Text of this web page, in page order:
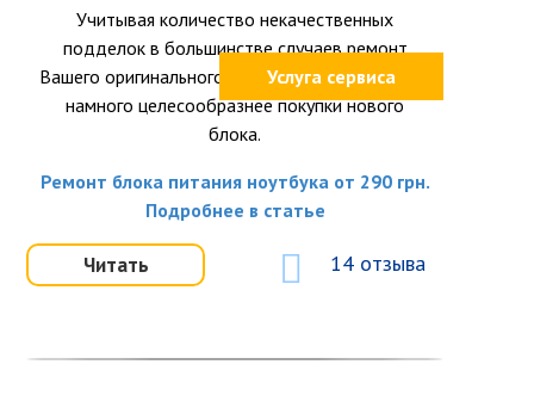
Услуга сервиса
Учитывая количество некачественных
подделок в большинстве случаев ремонт
Вашего оригинального блока питания окажется
намного целесообразнее покупки нового
блока.
Ремонт блока питания ноутбука от 290 грн.
Подробнее в статье
Читать 14 отзыва